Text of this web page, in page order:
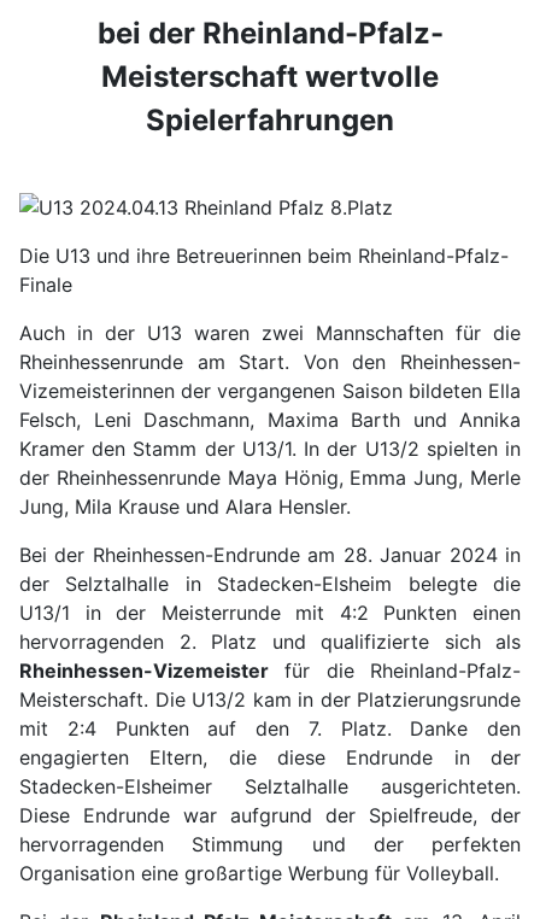
bei der Rheinland-Pfalz-
Meisterschaft wertvolle
Spielerfahrungen
Die U13 und ihre Betreuerinnen beim Rheinland-Pfalz-
Finale
Auch in der U13 waren zwei Mannschaften für die
Rheinhessenrunde am Start. Von den Rheinhessen-
Vizemeisterinnen der vergangenen Saison bildeten Ella
Felsch, Leni Daschmann, Maxima Barth und Annika
Kramer den Stamm der U13/1. In der U13/2 spielten in
der Rheinhessenrunde Maya Hönig, Emma Jung, Merle
Jung, Mila Krause und Alara Hensler.
Bei der Rheinhessen-Endrunde am 28. Januar 2024 in
der Selztalhalle in Stadecken-Elsheim belegte die
U13/1 in der Meisterrunde mit 4:2 Punkten einen
hervorragenden 2. Platz und qualifizierte sich als
Rheinhessen-Vizemeister für die Rheinland-Pfalz-
Meisterschaft. Die U13/2 kam in der Platzierungsrunde
mit 2:4 Punkten auf den 7. Platz. Danke den
engagierten Eltern, die diese Endrunde in der
Stadecken-Elsheimer Selztalhalle ausgerichteten.
Diese Endrunde war aufgrund der Spielfreude, der
hervorragenden Stimmung und der perfekten
Organisation eine großartige Werbung für Volleyball.